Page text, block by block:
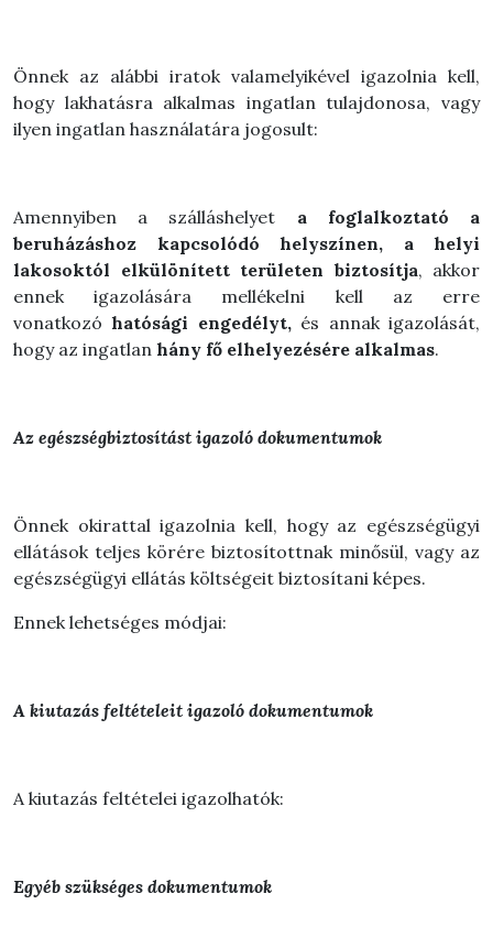
Önnek az alábbi iratok valamelyikével igazolnia kell,
hogy lakhatásra alkalmas ingatlan tulajdonosa, vagy
ilyen ingatlan használatára jogosult:
Amennyiben a szálláshelyet a foglalkoztató a
beruházáshoz kapcsolódó helyszínen, a helyi
lakosoktól elkülönített területen biztosítja, akkor
ennek igazolására mellékelni kell az erre
vonatkozóhatósági engedélyt, és annak igazolását,
hogy az ingatlan hány fő elhelyezésére alkalmas.
Az egészségbiztosítást igazoló dokumentumok
Önnek okirattal igazolnia kell, hogy az egészségügyi
ellátások teljes körére biztosítottnak minősül, vagy az
egészségügyi ellátás költségeit biztosítani képes.
Ennek lehetséges módjai:
A kiutazás feltételeit igazoló dokumentumok
A kiutazás feltételei igazolhatók:
Egyéb szükséges dokumentumok